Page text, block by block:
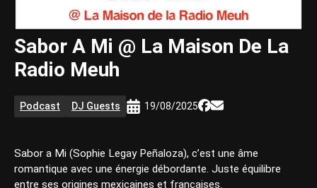
Sabor A Mi @ La Maison De La
Radio Meuh
Podcast DJ Guests 19/08/2025
Sabor a Mi (Sophie Legay Peñaloza), c’est une âme
romantique avec une énergie débordante. Juste équilibre
entre ses origines mexicaines et françaises.